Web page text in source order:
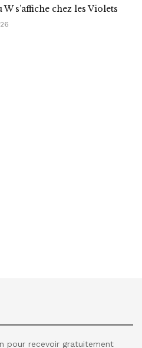
s’affiche chez les Violets
pour recevoir gratuitement